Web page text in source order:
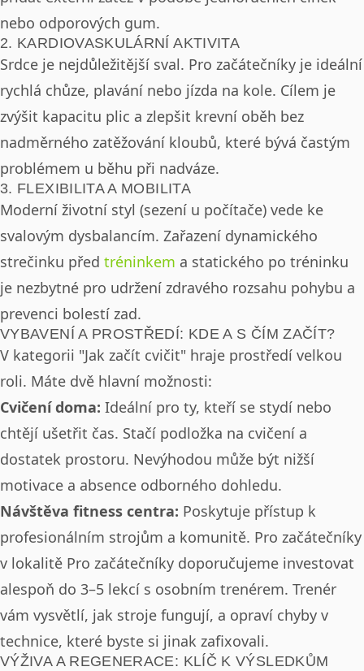
nebo odporových gum.
2. KARDIOVASKULÁRNÍ AKTIVITA
Srdce je nejdůležitější sval. Pro začátečníky je ideální
rychlá chůze, plavání nebo jízda na kole. Cílem je
zvýšit kapacitu plic a zlepšit krevní oběh bez
nadměrného zatěžování kloubů, které bývá častým
problémem u běhu při nadváze.
3. FLEXIBILITA A MOBILITA
Moderní životní styl (sezení u počítače) vede ke
svalovým dysbalancím. Zařazení dynamického
strečinku před tréninkem a statického po tréninku
je nezbytné pro udržení zdravého rozsahu pohybu a
prevenci bolestí zad.
VYBAVENÍ A PROSTŘEDÍ: KDE A S ČÍM ZAČÍT?
V kategorii "Jak začít cvičit" hraje prostředí velkou
roli. Máte dvě hlavní možnosti:
Cvičení doma: Ideální pro ty, kteří se stydí nebo
chtějí ušetřit čas. Stačí podložka na cvičení a
dostatek prostoru. Nevýhodou může být nižší
motivace a absence odborného dohledu.
Návštěva fitness centra: Poskytuje přístup k
profesionálním strojům a komunitě. Pro začátečníky
v lokalitě Pro začátečníky doporučujeme investovat
alespoň do 3–5 lekcí s osobním trenérem. Trenér
vám vysvětlí, jak stroje fungují, a opraví chyby v
technice, které byste si jinak zafixovali.
VÝŽIVA A REGENERACE: KLÍČ K VÝSLEDKŮM